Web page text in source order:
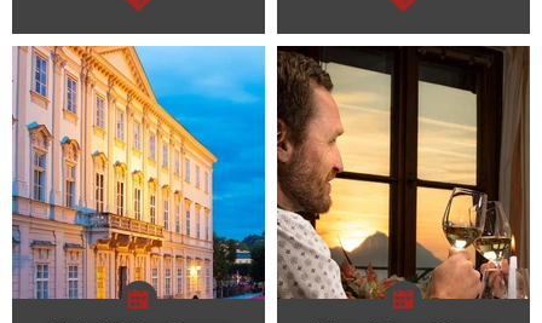
continue continue